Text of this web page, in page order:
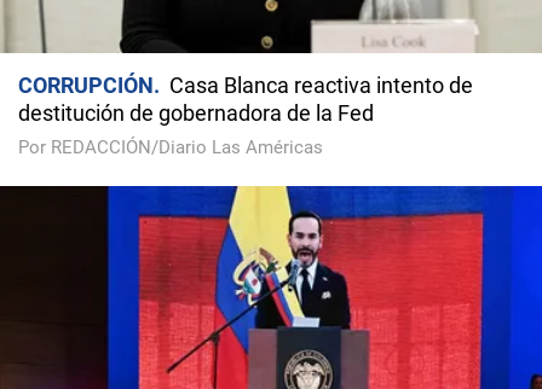
CORRUPCIÓN
Casa Blanca reactiva intento de
destitución de gobernadora de la Fed
Por REDACCIÓN/Diario Las Américas